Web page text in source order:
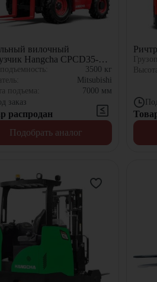
вилочный
Hangcha CPCD35-
3500 кг
Mitsubishi
подъема:
7000 мм
заказ
распродан
Подобрать аналог